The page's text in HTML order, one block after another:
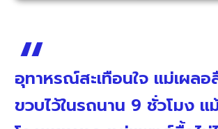
อุทาหรณ์สะเทือนใจ แม่เผล
ขวบไว้ในรถนาน 9 ชั่วโมง